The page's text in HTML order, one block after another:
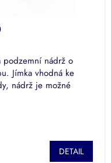
podzemní nádrž o
Jímka vhodná ke
nádrž je možné
DETAIL